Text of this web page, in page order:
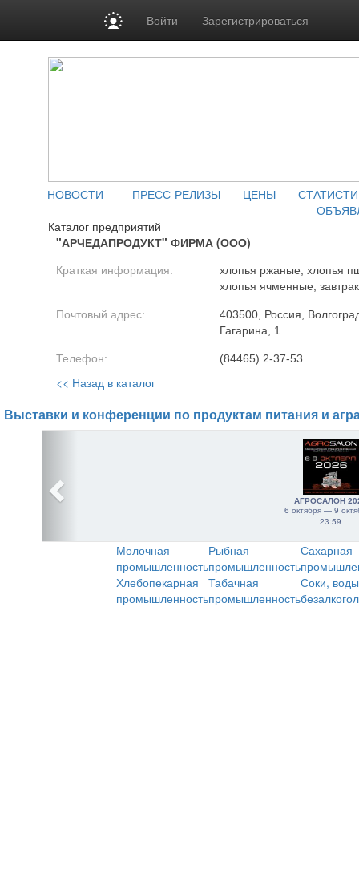
Войти Зарегистрироваться
НОВОСТИ ПРЕСС-РЕЛИЗЫ ЦЕНЫ
Каталог предприятий
"АРЧЕДАПРОДУКТ" ФИРМА (ООО)
Краткая информация:
хлопья ржаные, хлопья
хлопья ячменные,
Почтовый адрес:
403500, Россия,
Гагарина, 1
Телефон: (84465) 2-37-53
<< Назад в каталог
Выставки и конференции по продуктам питания и
АГРОСАЛОН
6 октября — 9
23:59
Молочная
промышленность
Рыбная
промышленность
Сахарная
Хлебопекарная
промышленность
Табачная
промышленность
Соки,